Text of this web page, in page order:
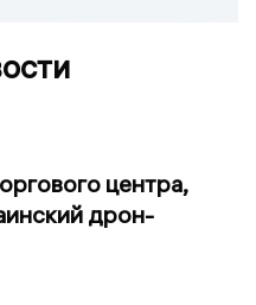
центра,
дрон-